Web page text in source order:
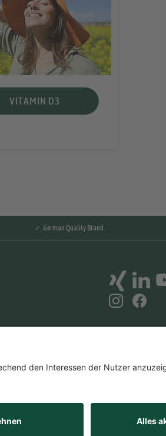
VITAMIN D3
✓ German Quality Brand